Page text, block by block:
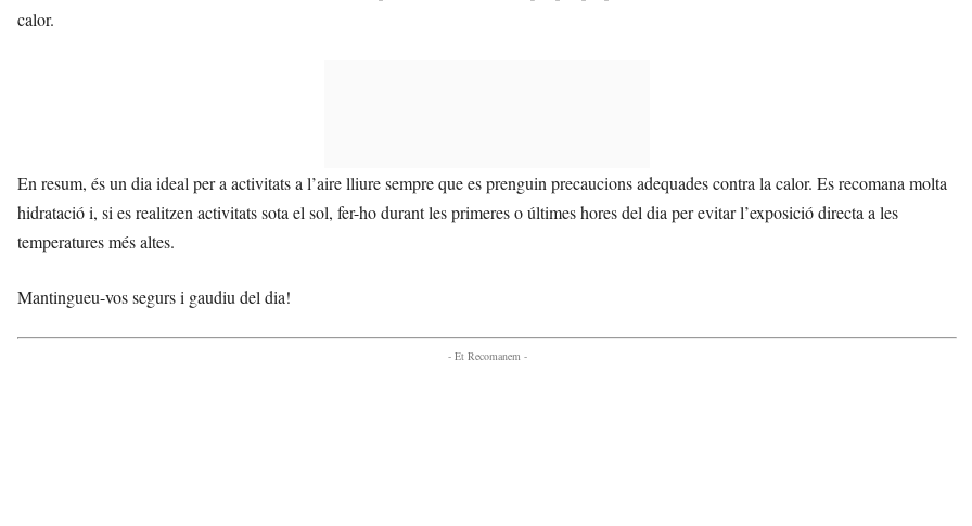
calor.
En resum, és un dia ideal per a activitats a l’aire lliure sempre que es prenguin precaucions adequades contra la calor. Es recomana molta
hidratació i, si es realitzen activitats sota el sol, fer-ho durant les primeres o últimes hores del dia per evitar l’exposició directa a les
temperatures més altes.
Mantingueu-vos segurs i gaudiu del dia!
- Et Recomanem -